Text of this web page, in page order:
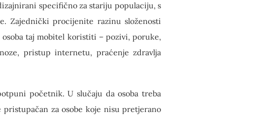
specifično za stariju populaciju, s
Zajednički procijenite razinu složenosti
taj mobitel koristiti – pozivi, poruke,
pristup internetu, praćenje zdravlja
početnik. U slučaju da osoba treba
za osobe koje nisu pretjerano